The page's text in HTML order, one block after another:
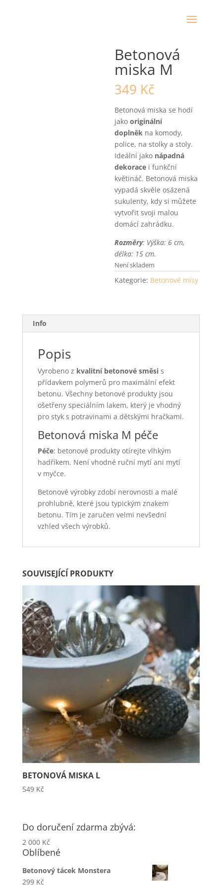
Betonová
miska M
349 Kč
Betonová miska se hodí
jakooriginální
doplněk na komody,
police, na stolky a stoly.
Ideální jako nápadná
dekorace i funkční
květináč. Betonová miska
vypadá skvěle osázená
sukulenty, kdy si můžete
vytvořit svoji malou
domácí zahrádku.
Rozměry: Výška: 6 cm,
délka: 15 cm.
Není skladem
Kategorie: Betonové mísy
Info
Popis
Vyrobeno z kvalitní betonové směsis
přídavkem polymerů pro maximální efekt
betonu. Všechny betonové produkty jsou
ošetřeny speciálním lakem, který je vhodný
pro styk s potravinami a dětskými hračkami.
Betonová miska M péče
Péče: betonové produkty otírejte vlhkým
hadříkem. Není vhodné ruční mytí ani mytí
v myčce.
Betonové výrobky zdobí nerovnosti a malé
prohlubně, které jsou typickým znakem
betonu. Tím je zaručen velmi nevšední
vzhled všech výrobků.
SOUVISEJÍCÍ PRODUKTY
BETONOVÁ MISKA L
549 Kč
Do doručení zdarma zbývá:
2 000 Kč
Oblíbené
Betonový tácek Monstera
299 Kč